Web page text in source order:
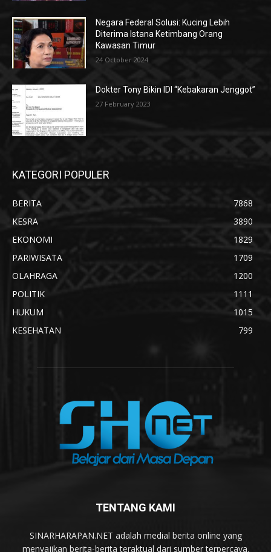
Negara Federal Solusi: Kucing Lebih
Diterima Istana Ketimbang Orang
Kawasan Timur
24 October 2024
Dokter Tony Bikin IDI “Kebakaran Jenggot”
27 February 2023
KATEGORI POPULER
BERITA
7868
KESRA
3890
EKONOMI
1829
PARIWISATA
1709
OLAHRAGA
1200
POLITIK
1111
HUKUM
1015
KESEHATAN
799
TENTANG KAMI
SINARHARAPAN.NET adalah medial berita online yang
menyajikan berita-berita teraktual dari sumber terpercaya.